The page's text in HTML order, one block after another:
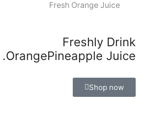
Fresh Orange Juice
Freshly Drink
OrangePineapple Juice.
Shop now